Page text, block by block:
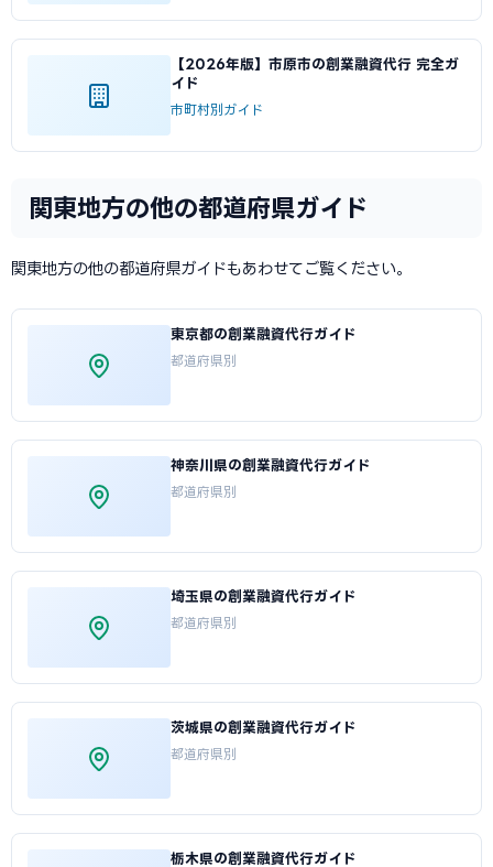
【2026年版】市原市の創業融資代行 完全ガ
イド
市町村別ガイド
関東地方の他の都道府県ガイド
関東地方の他の都道府県ガイドもあわせてご覧ください。
東京都の創業融資代行ガイド
都道府県別
神奈川県の創業融資代行ガイド
都道府県別
埼玉県の創業融資代行ガイド
都道府県別
茨城県の創業融資代行ガイド
都道府県別
栃木県の創業融資代行ガイド